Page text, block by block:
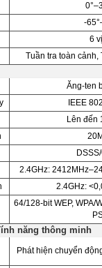
-
6
Tuần tra toàn cảnh,
Ăng-ten
IEEE
Lên đến
2.4GHz:
2.4GHz:
64/128-bit WEP, WPA/
năng thông minh
Phát hiện chuyển